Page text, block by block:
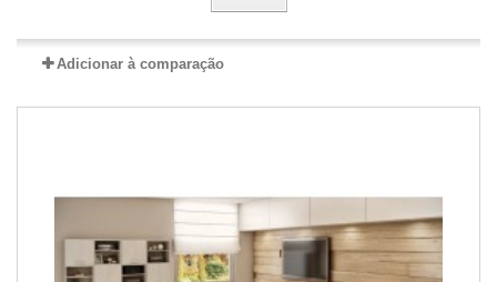
Adicionar à comparação